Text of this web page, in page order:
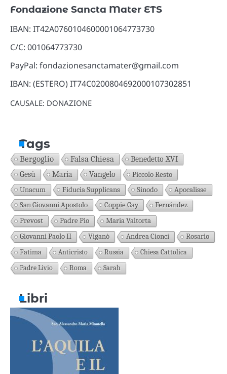
Fondazione Sancta Mater ETS
IBAN: IT42A0760104600001064773730
C/C: 001064773730
PayPal: fondazionesanctamater@gmail.com
IBAN: (ESTERO) IT74C0200804692000107302851
CAUSALE: DONAZIONE
Tags
Bergoglio Falsa Chiesa Benedetto XVI
Gesù Maria Vangelo
Piccolo Resto
Unacum
Fiducia Supplicans Sinodo
Apocalisse
San Giovanni Apostolo
Coppie Gay
Fernández
Prevost
Padre Pio
Maria Valtorta
Giovanni Paolo II
Viganò Andrea Cionci
Rosario
Fatima
Anticristo Russia
Chiesa Cattolica
Padre Livio
Roma Sarah
Libri